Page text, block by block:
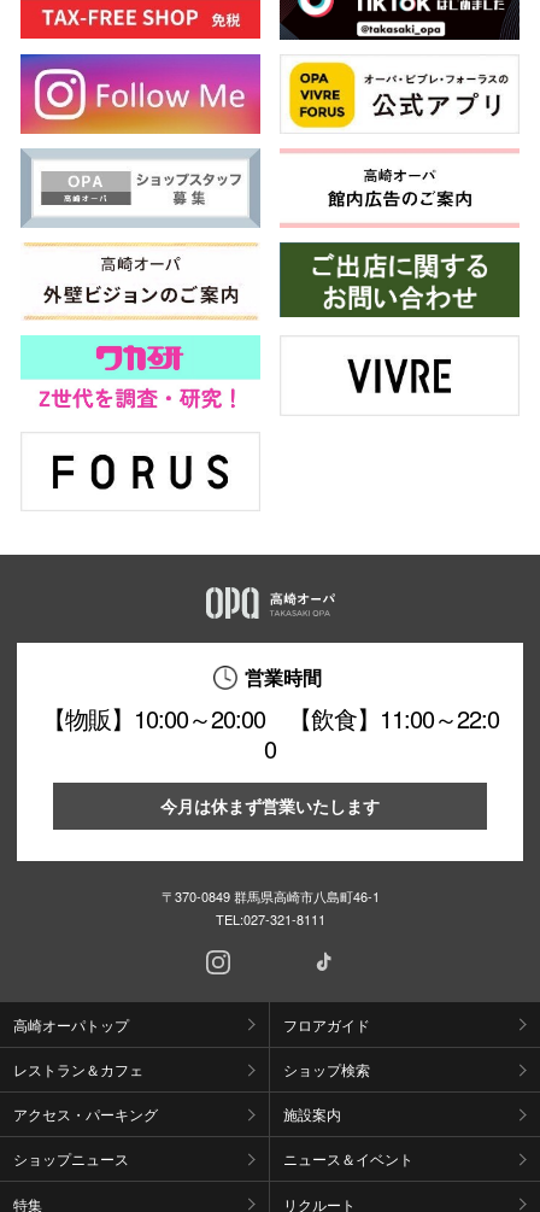
営業時間
【物販】10:00～20:00 【飲食】11:00～22:0
0
今月は休まず営業いたします
〒370-0849 群馬県高崎市八島町46-1
TEL:027-321-8111
高崎オーパトップ フロアガイド
レストラン＆カフェ ショップ検索
アクセス・パーキング 施設案内
ショップニュース ニュース＆イベント
特集 リクルート